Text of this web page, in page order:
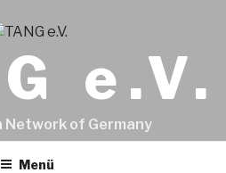
e.V.
Network of Germany
Menü